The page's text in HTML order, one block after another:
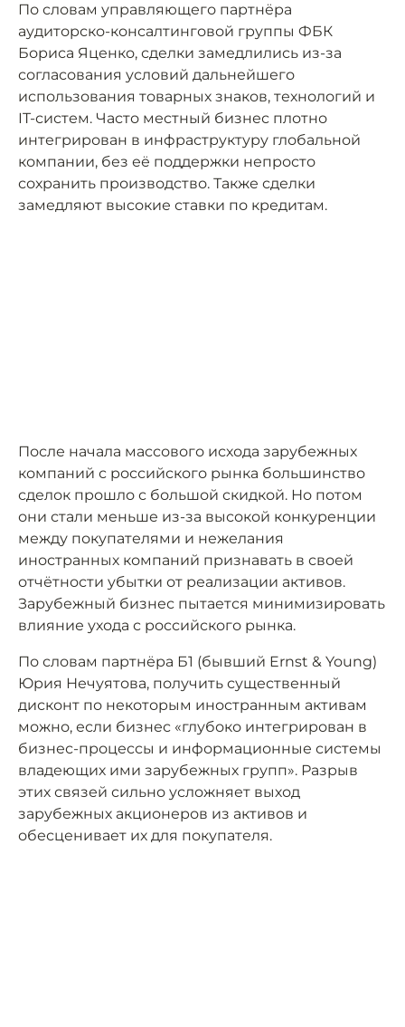
По словам управляющего партнёра
аудиторско-консалтинговой группы ФБК
Бориса Яценко, сделки замедлились из-за
согласования условий дальнейшего
использования товарных знаков, технологий и
IT-систем. Часто местный бизнес плотно
интегрирован в инфраструктуру глобальной
компании, без её поддержки непросто
сохранить производство. Также сделки
замедляют высокие ставки по кредитам.
После начала массового исхода зарубежных
компаний с российского рынка большинство
сделок прошло с большой скидкой. Но потом
они стали меньше из-за высокой конкуренции
между покупателями и нежелания
иностранных компаний признавать в своей
отчётности убытки от реализации активов.
Зарубежный бизнес пытается минимизировать
влияние ухода с российского рынка.
По словам партнёра Б1 (бывший Ernst & Young)
Юрия Нечуятова, получить существенный
дисконт по некоторым иностранным активам
можно, если бизнес «глубоко интегрирован в
бизнес-процессы и информационные системы
владеющих ими зарубежных групп». Разрыв
этих связей сильно усложняет выход
зарубежных акционеров из активов и
обесценивает их для покупателя.